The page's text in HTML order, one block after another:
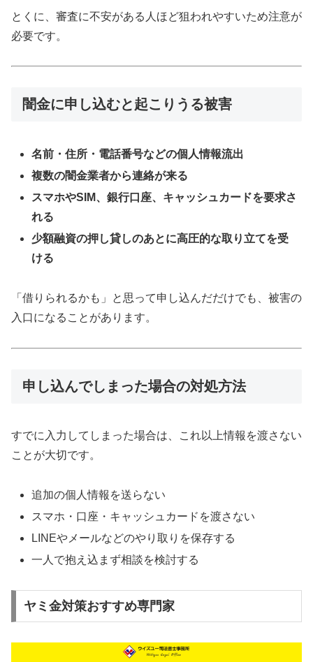
とくに、審査に不安がある人ほど狙われやすいため注意が
必要です。
闇金に申し込むと起こりうる被害
名前・住所・電話番号などの個人情報流出
複数の闇金業者から連絡が来る
スマホやSIM、銀行口座、キャッシュカードを要求さ
れる
少額融資の押し貸しのあとに高圧的な取り立てを受
ける
「借りられるかも」と思って申し込んだだけでも、被害の
入口になることがあります。
申し込んでしまった場合の対処方法
すでに入力してしまった場合は、これ以上情報を渡さない
ことが大切です。
追加の個人情報を送らない
スマホ・口座・キャッシュカードを渡さない
LINEやメールなどのやり取りを保存する
一人で抱え込まず相談を検討する
ヤミ金対策おすすめ専門家